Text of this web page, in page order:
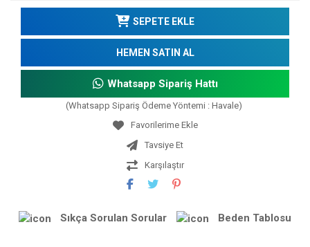
SEPETE EKLE
HEMEN SATIN AL
Whatsapp Sipariş Hattı
(Whatsapp Sipariş Ödeme Yöntemi : Havale)
Tavsiye Et
Karşılaştır
Sıkça Sorulan Sorular Beden Tablosu